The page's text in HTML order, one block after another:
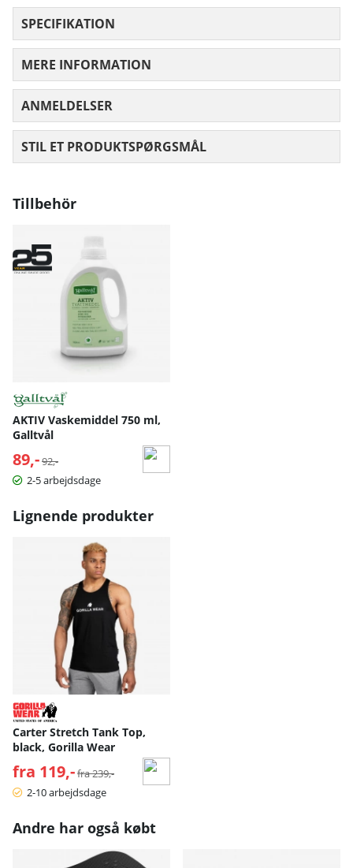
SPECIFIKATION
MERE INFORMATION
ANMELDELSER
STIL ET PRODUKTSPØRGSMÅL
Tillbehör
AKTIV Vaskemiddel 750 ml,
Galltvål
89,- Normalpris:
92,-
2-5 arbejdsdage
Lignende produkter
Carter Stretch Tank Top,
black, Gorilla Wear
fra 119,- Normalpris:
fra 239,-
2-10 arbejdsdage
Andre har også købt